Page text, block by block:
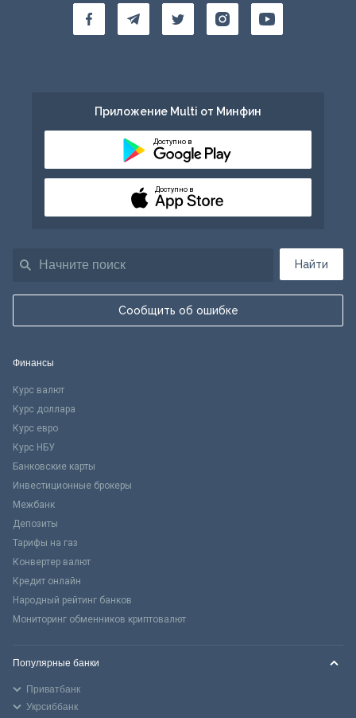
Найти
Сообщить об ошибке
Приложение Multi от Минфин
Доступно в
Доступно в
Финансы
Курс валют
Курс доллара
Курс евро
Курс НБУ
Банковские карты
Инвестиционные брокеры
Межбанк
Депозиты
Тарифы на газ
Конвертер валют
Кредит онлайн
Народный рейтинг банков
Мониторинг обменников криптовалют
Популярные банки
Приватбанк
Укрсиббанк